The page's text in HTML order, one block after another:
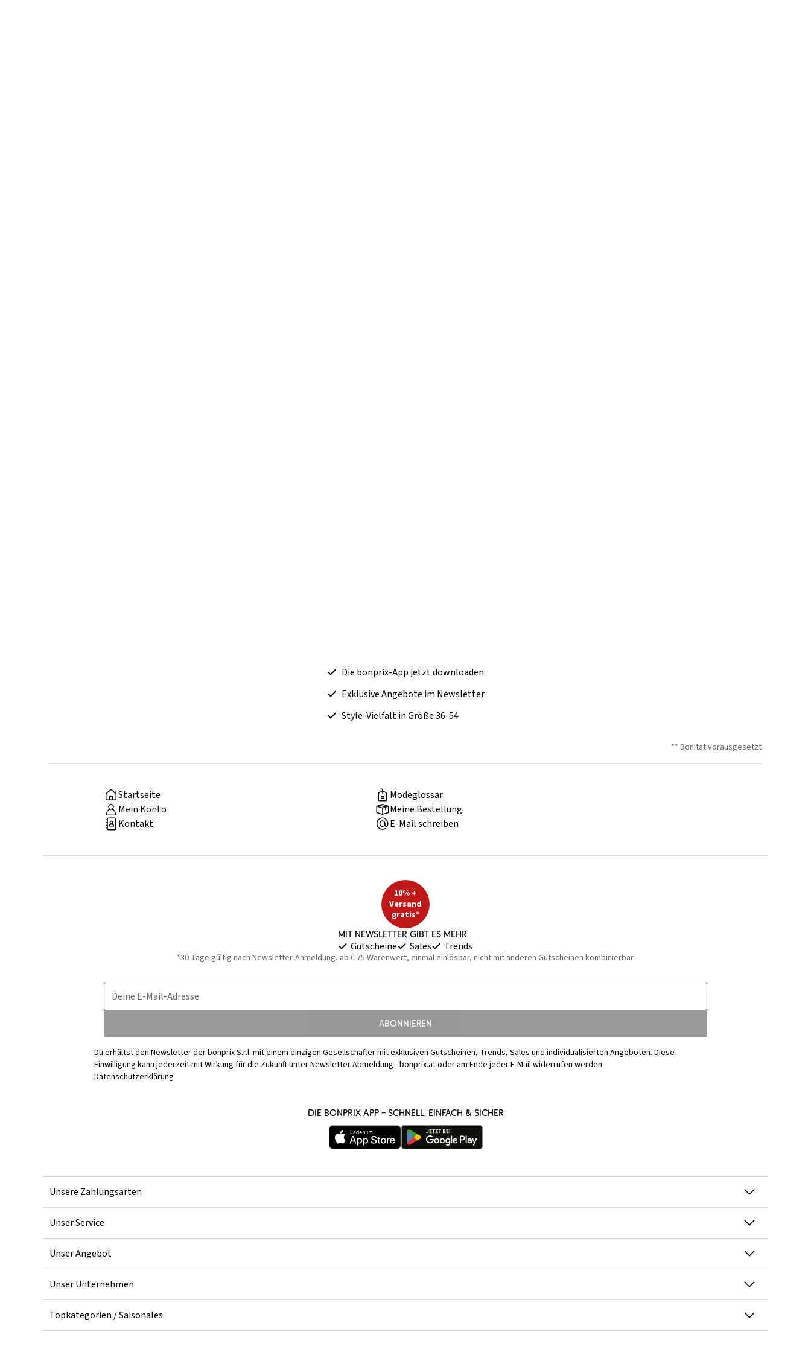
Die bonprix-App jetzt downloaden
Exklusive Angebote im Newsletter
Style-Vielfalt in Größe 36-54
** Bonität vorausgesetzt
Startseite
Modeglossar
Mein Konto
Meine Bestellung
Kontakt
E-Mail schreiben
10% +
Versand
gratis*
Mit Newsletter gibt es mehr
Gutscheine Sales Trends
*30 Tage gültig nach Newsletter-Anmeldung, ab € 75 Warenwert, einmal einlösbar, nicht mit anderen Gutscheinen kombinierbar
Deine E-Mail-Adresse
Abonnieren
Du erhältst den Newsletter der bonprix S.r.l. mit einem einzigen Gesellschafter mit exklusiven Gutscheinen, Trends, Sales und individualisierten Angeboten. Diese
Einwilligung kann jederzeit mit Wirkung für die Zukunft unterNewsletter Abmeldung - bonprix.atoder am Ende jeder E-Mail widerrufen werden.
Datenschutzerklärung
Die bonprix App – schnell, einfach & sicher
Unsere Zahlungsarten
Unser Service
Unser Angebot
Unser Unternehmen
Topkategorien / Saisonales